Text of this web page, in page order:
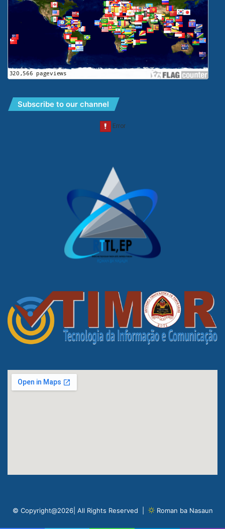
Subscribe to our channel
© Copyright@2026| All Rights Reserved | Roman ba Nasaun